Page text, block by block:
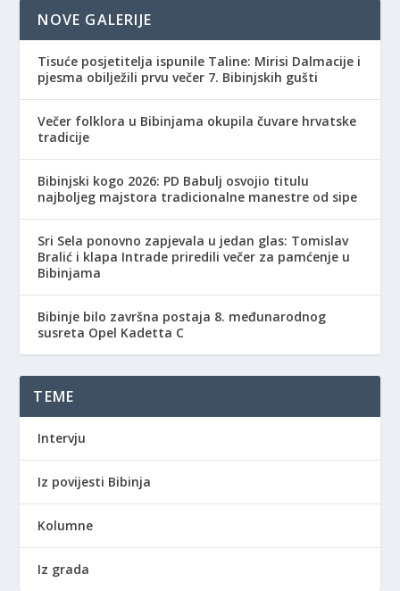
NOVE GALERIJE
Tisuće posjetitelja ispunile Taline: Mirisi Dalmacije i
pjesma obilježili prvu večer 7. Bibinjskih gušti
Večer folklora u Bibinjama okupila čuvare hrvatske
tradicije
Bibinjski kogo 2026: PD Babulj osvojio titulu
najboljeg majstora tradicionalne manestre od sipe
Sri Sela ponovno zapjevala u jedan glas: Tomislav
Bralić i klapa Intrade priredili večer za pamćenje u
Bibinjama
Bibinje bilo završna postaja 8. međunarodnog
susreta Opel Kadetta C
TEME
Intervju
Iz povijesti Bibinja
Kolumne
Iz grada